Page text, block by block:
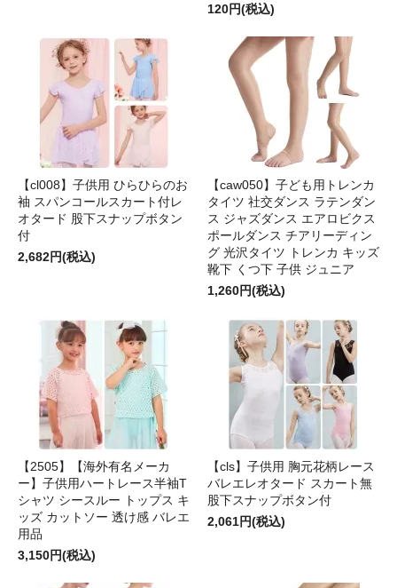
120円(税込)
【cl008】子供用 ひらひらのお
袖 スパンコールスカート付レ
オタード 股下スナップボタン
付
2,682円(税込)
【caw050】子ども用トレンカ
タイツ 社交ダンス ラテンダン
ス ジャズダンス エアロビクス
ポールダンス チアリーディン
グ 光沢タイツ トレンカ キッズ
靴下 くつ下 子供 ジュニア
1,260円(税込)
【2505】【海外有名メーカ
ー】子供用ハートレース半袖T
シャツ シースルー トップス キ
ッズ カットソー 透け感 バレエ
用品
3,150円(税込)
【cls】子供用 胸元花柄レース
バレエレオタード スカート無
股下スナップボタン付
2,061円(税込)